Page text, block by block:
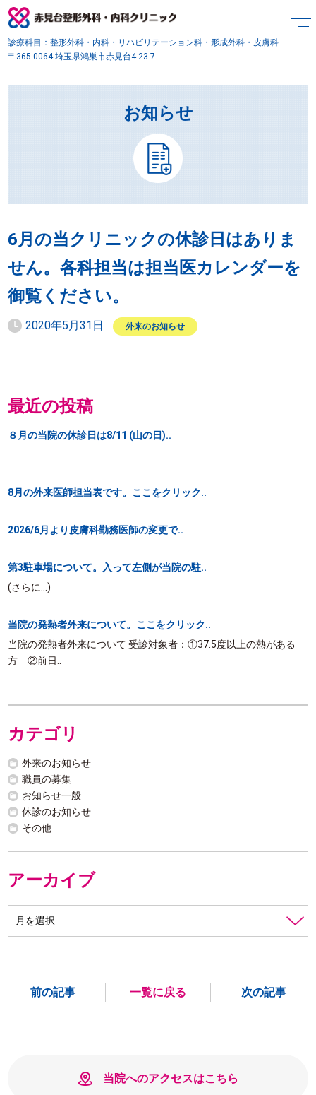
診療科目：整形外科・内科・リハビリテーション科・形成外科・皮膚科
〒365-0064 埼玉県鴻巣市赤見台4-23-7
お知らせ
6月の当クリニックの休診日はありま
せん。各科担当は担当医カレンダーを
御覧ください。
2020年5月31日 外来のお知らせ
最近の投稿
８月の当院の休診日は8/11 (山の日)..
8月の外来医師担当表です。ここをクリック..
2026/6月より皮膚科勤務医師の変更で..
第3駐車場について。入って左側が当院の駐..
(さらに…)
当院の発熱者外来について。ここをクリック..
当院の発熱者外来について 受診対象者：①37.5度以上の熱がある
方 ②前日..
カテゴリ
外来のお知らせ
職員の募集
お知らせ一般
休診のお知らせ
その他
アーカイブ
前の記事 一覧に戻る 次の記事
当院へのアクセスはこちら